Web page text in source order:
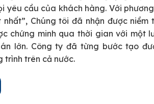
yêu cầu của khách hàng. Với
Chúng tôi đã nhận được niềm
chứng minh qua thời gian với một
lớn. Công ty đã từng bước tạo
trình trên cả nước.